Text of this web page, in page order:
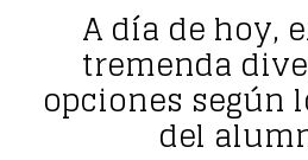
A día de hoy,
tremenda
opciones según
del